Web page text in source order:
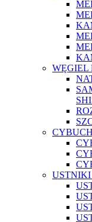
WĘGIEL
USTNIKI